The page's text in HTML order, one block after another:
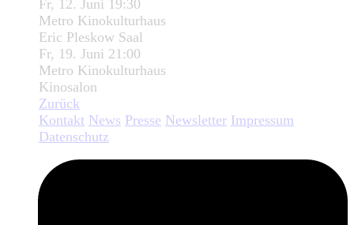
Fr, 12. Juni 19:30
Metro Kinokulturhaus
Eric Pleskow Saal
Fr, 19. Juni 21:00
Metro Kinokulturhaus
Kinosalon
Zurück
Kontakt News Presse Newsletter Impressum
Datenschutz